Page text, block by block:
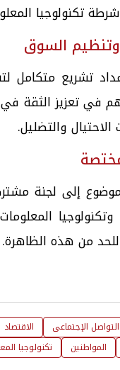
تكنولوجيا
السوق
تشريع متكامل
في تعزيز الثقة
والتضليل.
إلى لجنة
وتكنولوجيا
من هذه الظاهرة.
الإجتماعى الاقتصاد
المواطنين تكنولوجيا